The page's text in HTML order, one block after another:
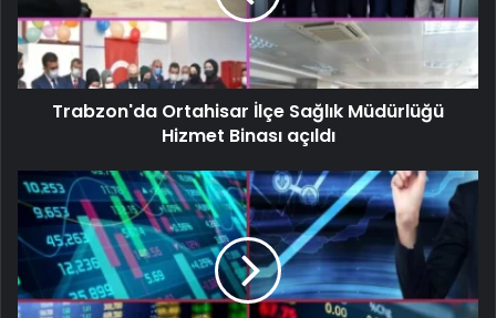
Trabzon'da Ortahisar İlçe Sağlık Müdürlüğü
Hizmet Binası açıldı